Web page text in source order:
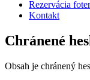
Rezervácia
Kontakt
Chránené
Obsah je chránený